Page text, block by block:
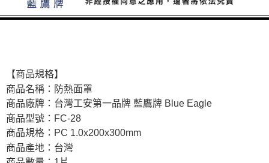
【商品規格】
商品名稱：防熱面罩
商品廠牌：台灣工安第一品牌 藍鷹牌 Blue Eagle
商品型號：FC-28
商品規格：PC 1.0x200x300mm
商品產地：台灣